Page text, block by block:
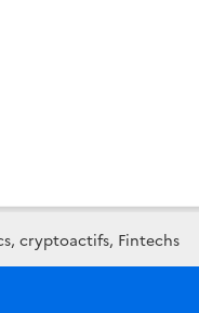
cryptoactifs, Fintechs